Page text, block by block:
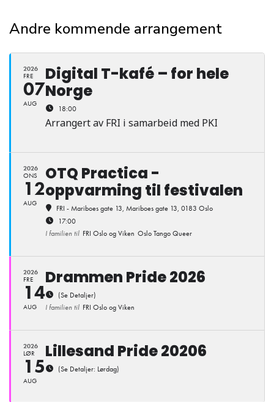
Andre kommende arrangement
2026
FRE
07
AUG
Digital T-kafé – for hele
Norge
18:00
Arrangert av FRI i samarbeid med PKI
2026
ONS
12
AUG
OTQ Practica -
oppvarming til festivalen
FRI - Mariboes gate 13, Mariboes gate 13, 0183 Oslo
17:00
I familien til FRI Oslo og Viken Oslo Tango Queer
2026
FRE
14
AUG
Drammen Pride 2026
(Se Detaljer)
I familien til FRI Oslo og Viken
2026
LØR
15
AUG
Lillesand Pride 20206
(Se Detaljer: Lørdag)